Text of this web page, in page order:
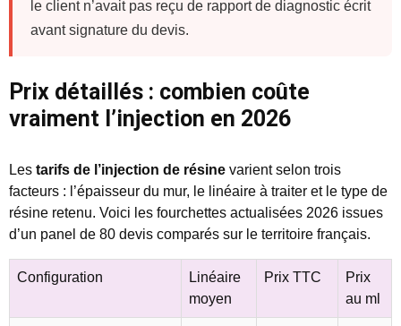
le client n’avait pas reçu de rapport de diagnostic écrit
avant signature du devis.
Prix détaillés : combien coûte
vraiment l’injection en 2026
Les tarifs de l’injection de résine varient selon trois
facteurs : l’épaisseur du mur, le linéaire à traiter et le type de
résine retenu. Voici les fourchettes actualisées 2026 issues
d’un panel de 80 devis comparés sur le territoire français.
Configuration
Linéaire
moyen
Prix TTC
Prix
au ml